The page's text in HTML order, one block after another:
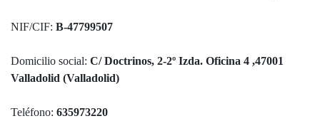
NIF/CIF: B-47799507
Domicilio social: C/ Doctrinos, 2-2º Izda. Oficina 4 ,47001
Valladolid (Valladolid)
Teléfono: 635973220